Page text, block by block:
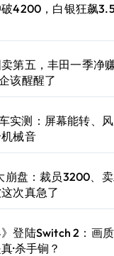
4200，白银狂飙
第五，丰田一季净
该醒醒了
实测：屏幕能转、
械音
崩盘：裁员3200、
次真急了
》登陆Switch 2：画
·杀手锏？